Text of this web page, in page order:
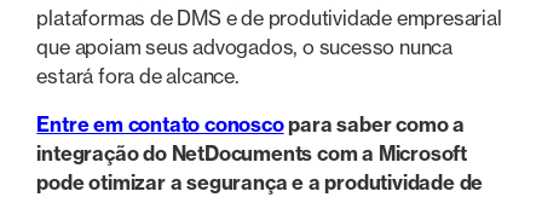
plataformas de DMS e de produtividade empresarial
que apoiam seus advogados, o sucesso nunca
estará fora de alcance.
Entre em contato conoscopara saber como a
integração do NetDocuments com a Microsoft
pode otimizar a segurança e a produtividade de